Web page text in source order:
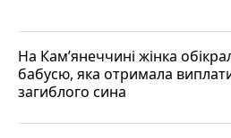
На Кам’янеччині жінка
бабусю, яка отримала
загиблого сина